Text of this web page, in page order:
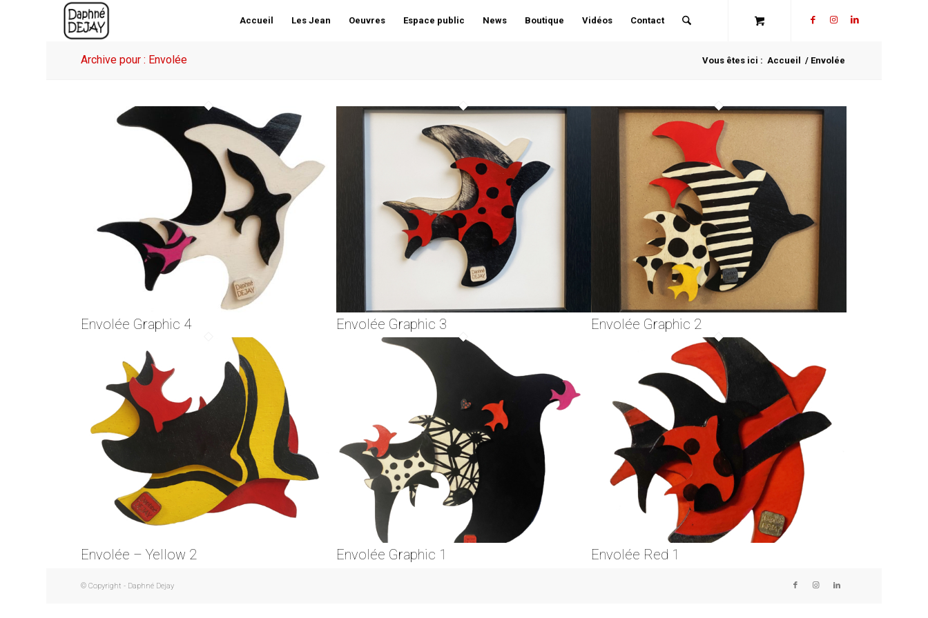
Accueil Les Jean Oeuvres Espace public News Boutique Vidéos Contact
Archive pour : Envolée Vous êtes ici : Accueil / Envolée
Envolée Graphic 4 Envolée Graphic 3 Envolée Graphic 2
Envolée – Yellow 2 Envolée Graphic 1 Envolée Red 1
© Copyright - Daphné Dejay